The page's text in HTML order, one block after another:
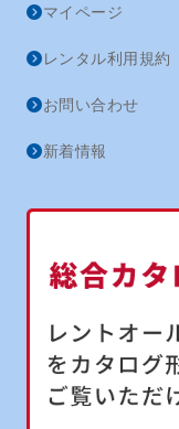
マイページ
レンタル利用規約
お問い合わせ
新着情報